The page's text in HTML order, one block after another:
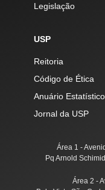
Legislação
USP
Reitoria
Código de Ética
Anuário Estatístico
Jornal da USP
Área 1 -
Pq Arnold
Área 2 -